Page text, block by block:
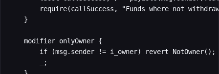
require(callSuccess, "Funds where not
    }
    modifier onlyOwner {
        if (msg.sender != i_owner) revert NotOwner();
        _;